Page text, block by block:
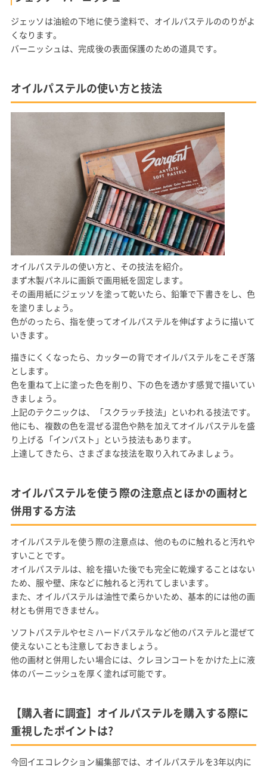
ジェッソは油絵の下地に使う塗料で、オイルパステルののりがよ
くなります。
バーニッシュは、完成後の表面保護のための道具です。
オイルパステルの使い方と技法
オイルパステルの使い方と、その技法を紹介。
まず木製パネルに画鋲で画用紙を固定します。
その画用紙にジェッソを塗って乾いたら、鉛筆で下書きをし、色
を塗りましょう。
色がのったら、指を使ってオイルパステルを伸ばすように描いて
いきます。
描きにくくなったら、カッターの背でオイルパステルをこそぎ落
とします。
色を重ねて上に塗った色を削り、下の色を透かす感覚で描いてい
きましょう。
上記のテクニックは、「スクラッチ技法」といわれる技法です。
他にも、複数の色を混ぜる混色や熱を加えてオイルパステルを盛
り上げる「インパスト」という技法もあります。
上達してきたら、さまざまな技法を取り入れてみましょう。
オイルパステルを使う際の注意点とほかの画材と
併用する方法
オイルパステルを使う際の注意点は、他のものに触れると汚れや
すいことです。
オイルパステルは、絵を描いた後でも完全に乾燥することはない
ため、服や壁、床などに触れると汚れてしまいます。
また、オイルパステルは油性で柔らかいため、基本的には他の画
材とも併用できません。
ソフトパステルやセミハードパステルなど他のパステルと混ぜて
使えないことも注意しておきましょう。
他の画材と併用したい場合には、クレヨンコートをかけた上に液
体のバーニッシュを厚く塗れば可能です。
【購入者に調査】オイルパステルを購入する際に
重視したポイントは?
今回イエコレクション編集部では、オイルパステルを3年以内に